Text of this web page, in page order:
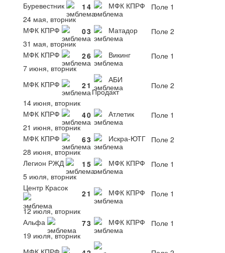
Буревестник
1 4 МФК КПРФ
Поле 1
24 мая, вторник
МФК КПРФ
03 Матадор
Поле 2
31 мая, вторник
МФК КПРФ
26 Викинг
Поле 1
7 июня, вторник
МФК КПРФ
21
АБИ
Продакт
Поле 2
14 июня, вторник
МФК КПРФ
40 Атлетик
Поле 1
21 июня, вторник
МФК КПРФ
63 Искра-ЮТГ Поле 2
28 июня, вторник
Легион РЖД
1 5 МФК КПРФ
Поле 1
5 июля, вторник
Центр Красок
21 МФК КПРФ
Поле 1
12 июля, вторник
Альфа
73 МФК КПРФ
Поле 1
19 июля, вторник